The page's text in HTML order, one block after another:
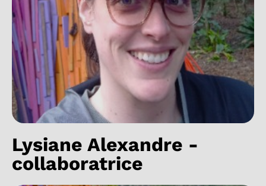
Lysiane Alexandre -
collaboratrice